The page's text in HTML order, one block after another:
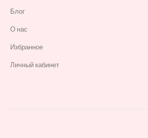
Блог
О нас
Избранное
Личный кабинет